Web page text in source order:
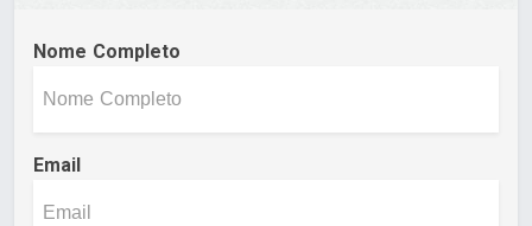
Nome Completo
Email